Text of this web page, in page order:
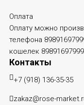
Оплата
Оплату можно
телефона
кошелек 89891697999
Контакты
+7 (918) 136-35-35
zakaz@rose-